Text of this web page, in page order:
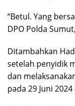
“Betul. Yang
DPO Polda
Ditambahkan
setelah penyidik
dan
pada 29 Juni 2024